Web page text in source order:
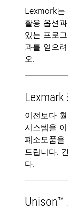
Lexmark는
활용 옵션
있는 프로
과를 얻으
오.
이전보다
시스템을
폐소모품을
드립니다.
다.
Unison™